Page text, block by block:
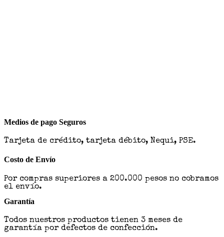
Medios de pago Seguros
Tarjeta de crédito, tarjeta débito, Nequi, PSE.
Costo de Envío
Por compras superiores a 200.000 pesos no cobramos
el envío.
Garantía
Todos nuestros productos tienen 3 meses de
garantía por defectos de confección.